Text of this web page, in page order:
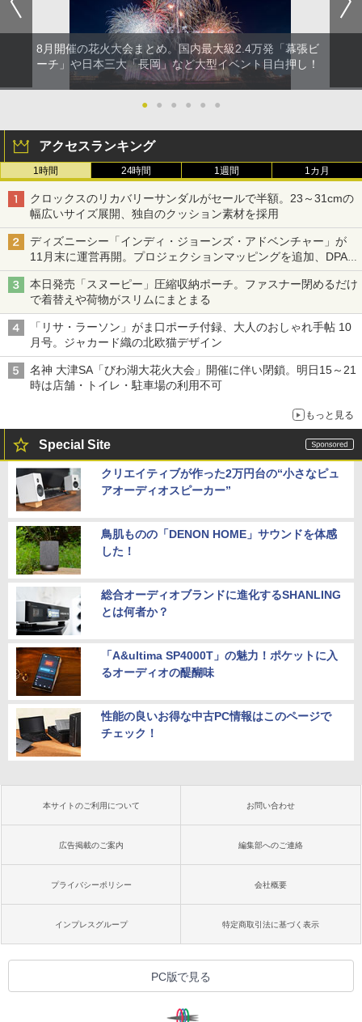
8月開催の花火大会まとめ。国内最大級2.4万発「幕張ビ
ーチ」や日本三大「長岡」など大型イベント目白押し！
● ● ● ● ● ●
アクセスランキング
1時間 24時間 1週間 1カ月
クロックスのリカバリーサンダルがセールで半額。23～31cmの
幅広いサイズ展開、独自のクッション素材を採用
ディズニーシー「インディ・ジョーンズ・アドベンチャー」が
11月末に運営再開。プロジェクションマッピングを追加、DPA
は1500円
本日発売「スヌーピー」圧縮収納ポーチ。ファスナー閉めるだけ
で着替えや荷物がスリムにまとまる
「リサ・ラーソン」がま口ポーチ付録、大人のおしゃれ手帖 10
月号。ジャカード織の北欧猫デザイン
名神 大津SA「びわ湖大花火大会」開催に伴い閉鎖。明日15～21
時は店舗・トイレ・駐車場の利用不可
もっと見る
Special Site
クリエイティブが作った2万円台の“小さなピュ
アオーディオスピーカー”
鳥肌ものの「DENON HOME」サウンドを体感
した！
総合オーディオブランドに進化するSHANLING
とは何者か？
「A&ultima SP4000T」の魅力！ポケットに入
るオーディオの醍醐味
性能の良いお得な中古PC情報はこのページで
チェック！
本サイトのご利用について お問い合わせ
広告掲載のご案内 編集部へのご連絡
プライバシーポリシー 会社概要
インプレスグループ 特定商取引法に基づく表示
PC版で見る